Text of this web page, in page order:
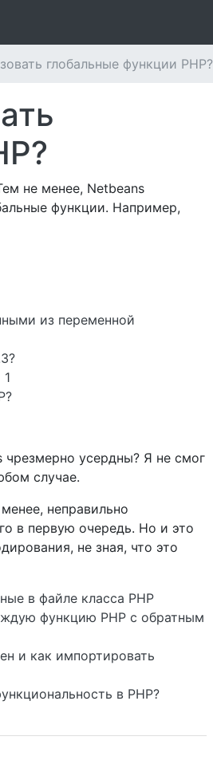
глобальные функции PHP?
не менее, Netbeans
функции. Например,
из переменной
чрезмерно усердны? Я не смог
случае.
неправильно
в первую очередь. Но и это
не зная, что это
в файле класса PHP
функцию PHP с обратным
и как импортировать
в PHP?